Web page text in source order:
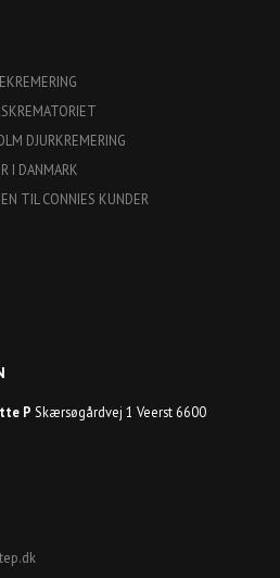
DJURKREMERING
I DANMARK
TIL CONNIES KUNDER
P Skærsøgårdvej 1 Veerst 6600